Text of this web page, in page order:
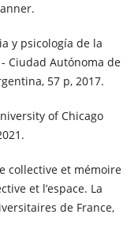
y psicología de la
Ciudad Autónoma de
57 p, 2017.
of Chicago
collective et mémoire
et l’espace. La
de France,